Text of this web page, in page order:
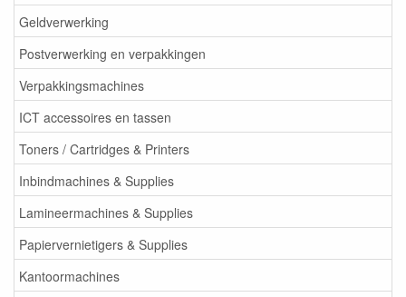
Geldverwerking
Postverwerking en verpakkingen
Verpakkingsmachines
ICT accessoires en tassen
Toners / Cartridges & Printers
Inbindmachines & Supplies
Lamineermachines & Supplies
Papiervernietigers & Supplies
Kantoormachines